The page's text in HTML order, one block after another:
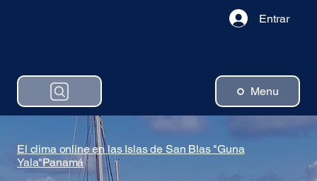
Menu
Entrar
El clima online en las Islas de San Blas "Guna
Yala"Panamá